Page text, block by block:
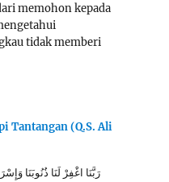
memohon kepada
tidak memberi
Tantangan (Q.S. Ali
رَبَّنَا اغْفِرْ لَنَا ذُنُوبَنَا